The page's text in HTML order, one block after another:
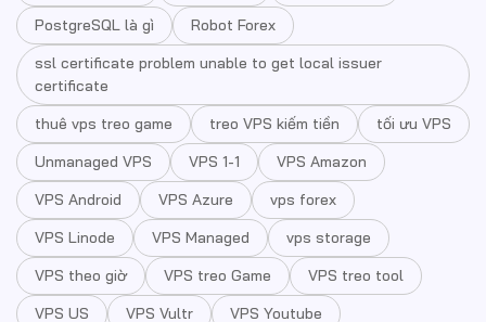
PostgreSQL là gì
Robot Forex
ssl certificate problem unable to get local issuer
certificate
thuê vps treo game
treo VPS kiếm tiền
tối ưu VPS
Unmanaged VPS
VPS 1-1
VPS Amazon
VPS Android
VPS Azure
vps forex
VPS Linode
VPS Managed
vps storage
VPS theo giờ
VPS treo Game
VPS treo tool
VPS US
VPS Vultr
VPS Youtube